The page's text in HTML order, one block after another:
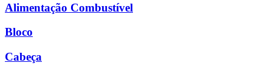
Alimentação Combustível
Bloco
Cabeça